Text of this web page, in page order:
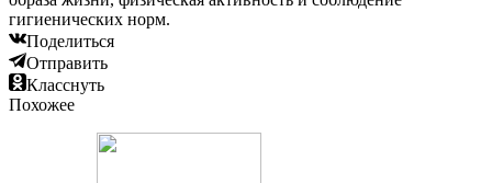
гигиенических норм.
Поделиться
Отправить
Класснуть
Похожее